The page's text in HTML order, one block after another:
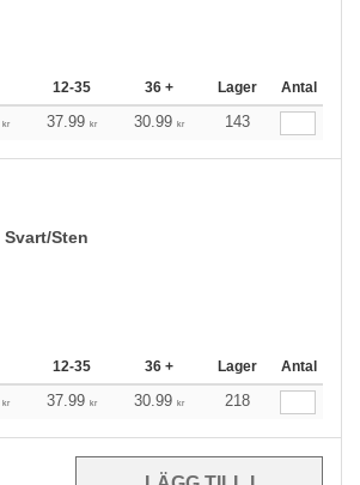
12-35 36 + Lager Antal
kr 37.99 kr 30.99 kr 143
Svart/Sten
12-35 36 + Lager Antal
kr 37.99 kr 30.99 kr 218